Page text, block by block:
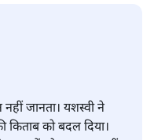
जानता। यशस्वी ने
किताब को बदल दिया।